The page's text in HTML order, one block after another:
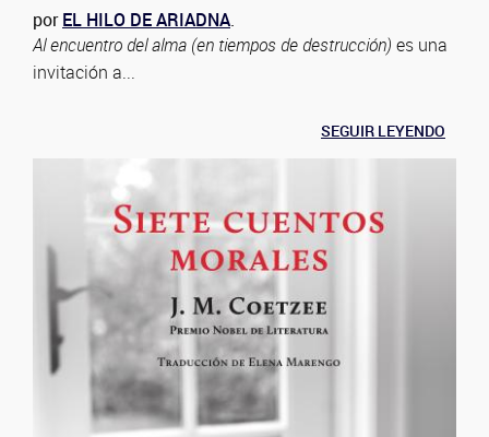
porEL HILO DE ARIADNA.
Al encuentro del alma (en tiempos de destrucción) es una
invitación a...
SEGUIR LEYENDO